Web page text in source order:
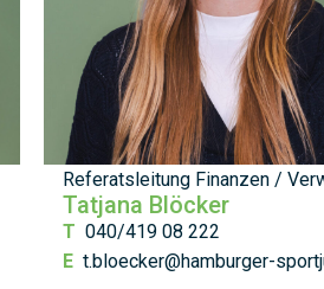
Referatsleitung Finanzen /
Tatjana Blöcker
T 040/419 08 222
E t.bloecker@hamburger-